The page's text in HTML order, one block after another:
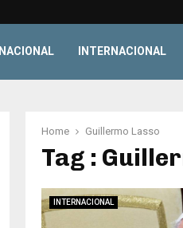
NACIONAL INTERNACIONAL
Home Guillermo Lasso
Tag :
INTERNACIONAL